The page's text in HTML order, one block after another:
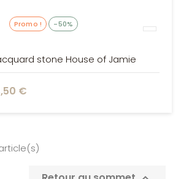
Promo ! -50%
stone House of Jamie
€
article(s)